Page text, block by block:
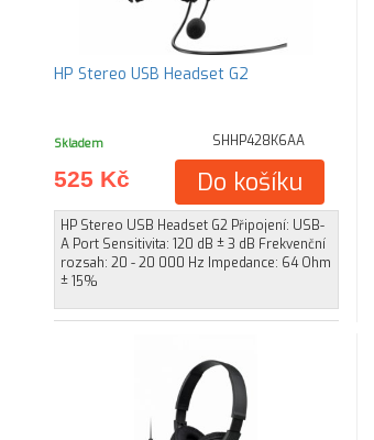
HP Stereo USB Headset G2
Skladem SHHP428K6AA
525 Kč Do košíku
HP Stereo USB Headset G2 Připojení: USB-
A Port Sensitivita: 120 dB ± 3 dB Frekvenční
rozsah: 20 - 20 000 Hz Impedance: 64 Ohm
± 15%